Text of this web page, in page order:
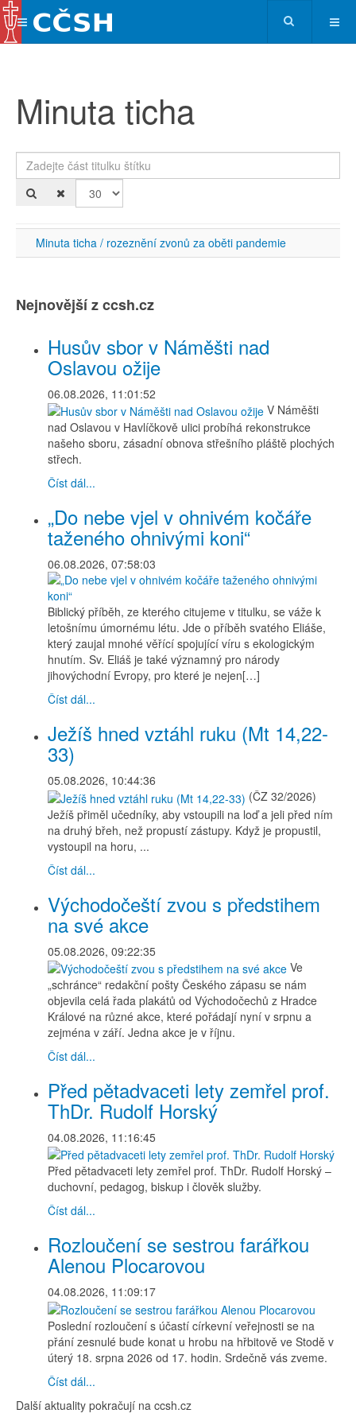
Minuta ticha
Zadejte část titulku štítku
Minuta ticha / rozeznění zvonů za oběti pandemie
Nejnovější z ccsh.cz
Husův sbor v Náměšti nad
Oslavou ožije
06.08.2026, 11:01:52
V Náměšti
nad Oslavou v Havlíčkově ulici probíhá rekonstrukce
našeho sboru, zásadní obnova střešního pláště plochých
střech.
Číst dál...
„Do nebe vjel v ohnivém kočáře
taženého ohnivými koni“
06.08.2026, 07:58:03
Biblický příběh, ze kterého citujeme v titulku, se váže k
letošnímu úmornému létu. Jde o příběh svatého Eliáše,
který zaujal mnohé věřící spojující víru s ekologickým
hnutím. Sv. Eliáš je také významný pro národy
jihovýchodní Evropy, pro které je nejen[…]
Číst dál...
Ježíš hned vztáhl ruku (Mt 14,22-
33)
05.08.2026, 10:44:36
(ČZ 32/2026)
Ježíš přiměl učedníky, aby vstoupili na loď a jeli před ním
na druhý břeh, než propustí zástupy. Když je propustil,
vystoupil na horu, ...
Číst dál...
Východočeští zvou s předstihem
na své akce
05.08.2026, 09:22:35
Ve
„schránce“ redakční pošty Českého zápasu se nám
objevila celá řada plakátů od Východočechů z Hradce
Králové na různé akce, které pořádají nyní v srpnu a
zejména v září. Jedna akce je v říjnu.
Číst dál...
Před pětadvaceti lety zemřel prof.
ThDr. Rudolf Horský
04.08.2026, 11:16:45
Před pětadvaceti lety zemřel prof. ThDr. Rudolf Horský –
duchovní, pedagog, biskup i člověk služby.
Číst dál...
Rozloučení se sestrou farářkou
Alenou Plocarovou
04.08.2026, 11:09:17
Poslední rozloučení s účastí církevní veřejnosti se na
přání zesnulé bude konat u hrobu na hřbitově ve Stodě v
úterý 18. srpna 2026 od 17. hodin. Srdečně vás zveme.
Číst dál...
Další aktuality pokračují na ccsh.cz